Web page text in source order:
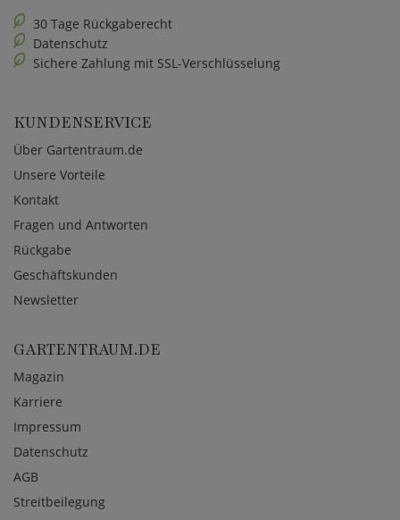
30 Tage Rückgaberecht
Datenschutz
Sichere Zahlung mit SSL-Verschlüsselung
KUNDENSERVICE
Über Gartentraum.de
Unsere Vorteile
Kontakt
Fragen und Antworten
Rückgabe
Geschäftskunden
Newsletter
GARTENTRAUM.DE
Magazin
Karriere
Impressum
Datenschutz
AGB
Streitbeilegung